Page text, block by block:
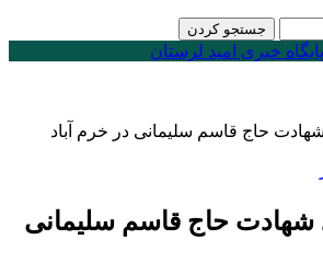
حاج قاسم سلیمانی در خرم آباد
شهادت حاج قاسم سلیمانی